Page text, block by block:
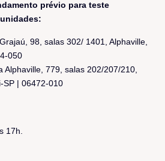
prévio para teste
98, salas 302/ 1401, Alphaville,
050
Alphaville, 779, salas 202/207/210,
SP | 06472-010
17h.